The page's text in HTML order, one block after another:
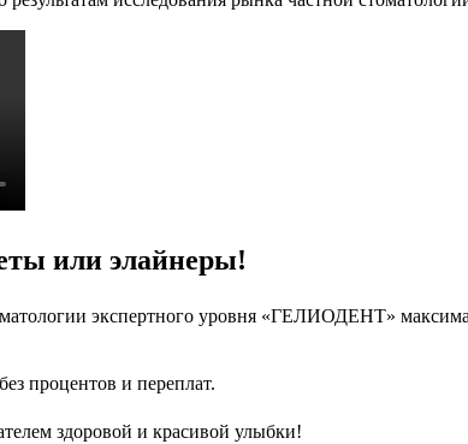
или элайнеры!
экспертного уровня «ГЕЛИОДЕНТ»
процентов и переплат.
здоровой и красивой улыбки!